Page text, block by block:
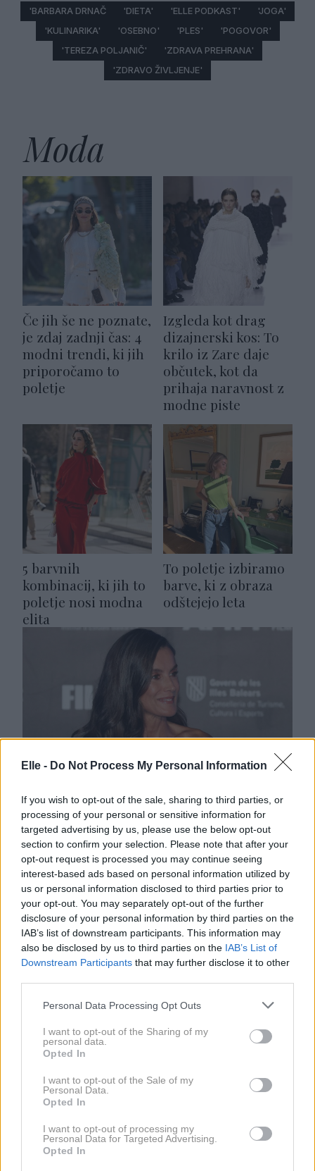
Elle - Do Not Process My Personal Information
If you wish to opt-out of the sale, sharing to third parties, or
processing of your personal or sensitive information for
targeted advertising by us, please use the below opt-out
section to confirm your selection. Please note that after your
opt-out request is processed you may continue seeing
interest-based ads based on personal information utilized by
us or personal information disclosed to third parties prior to
your opt-out. You may separately opt-out of the further
disclosure of your personal information by third parties on the
IAB’s list of downstream participants. This information may
also be disclosed by us to third parties on the IAB’s List of
Downstream Participants that may further disclose it to other
Please note that this website/app uses one or more Google
not limited to your visit or usage behaviour. You may click to
grant or deny consent to Google and its third-party tags to
use your data for below specified purposes in below Google
consent section.
Personal Data Processing Opt Outs
I want to opt-out of the Sharing of my
personal data.
Opted In
I want to opt-out of the Sale of my
Personal Data.
Opted In
I want to opt-out of processing my
Personal Data for Targeted Advertising.
Opted In
'BARBARA DRNAČ 'DIETA' 'ELLE PODKAST'
'JOGA'
'KULINARIKA'
'OSEBNO' 'PLES'
'POGOVOR'
'TEREZA POLJANIČ'
'ZDRAVA PREHRANA'
'ZDRAVO ŽIVLJENJE'
Moda
Če jih še ne poznate,
je zdaj zadnji čas: 4
modni trendi, ki jih
priporočamo to
poletje
Izgleda kot drag
dizajnerski kos: To
krilo iz Zare daje
občutek, kot da
prihaja naravnost z
modne piste
5 barvnih
kombinacij, ki jih to
poletje nosi modna
elita
To poletje izbiramo
barve, ki z obraza
odštejejo leta
Asimetrična obleka španske
kraljice, ki razkrije ravno prav in
prikrije vse nepravilnosti
Lepota
ELLE testira: Najboljše sončne
kreme za obraz, ki izboljšajo videz
kože in ne puščajo belih madežev